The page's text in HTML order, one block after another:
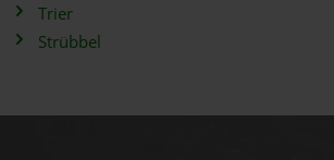
Trier
Strübbel